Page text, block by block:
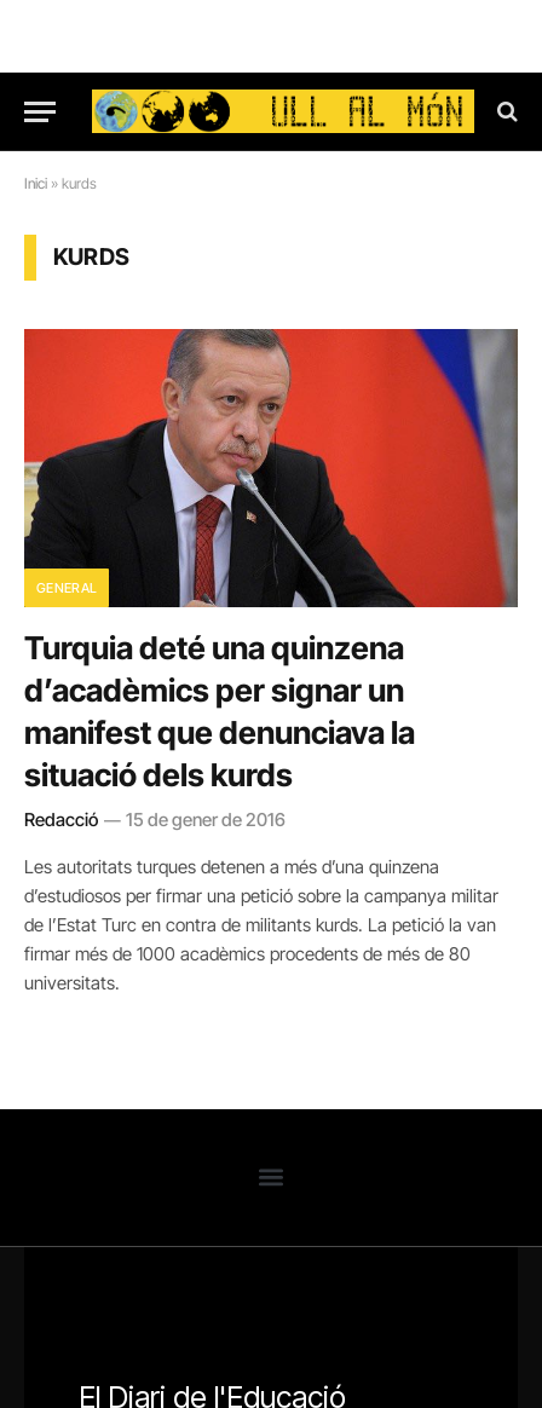
Inici » kurds
KURDS
GENERAL
Turquia deté una quinzena
d’acadèmics per signar un
manifest que denunciava la
situació dels kurds
Redacció 15 de gener de 2016
Les autoritats turques detenen a més d’una quinzena
d’estudiosos per firmar una petició sobre la campanya militar
de l’Estat Turc en contra de militants kurds. La petició la van
firmar més de 1000 acadèmics procedents de més de 80
universitats.